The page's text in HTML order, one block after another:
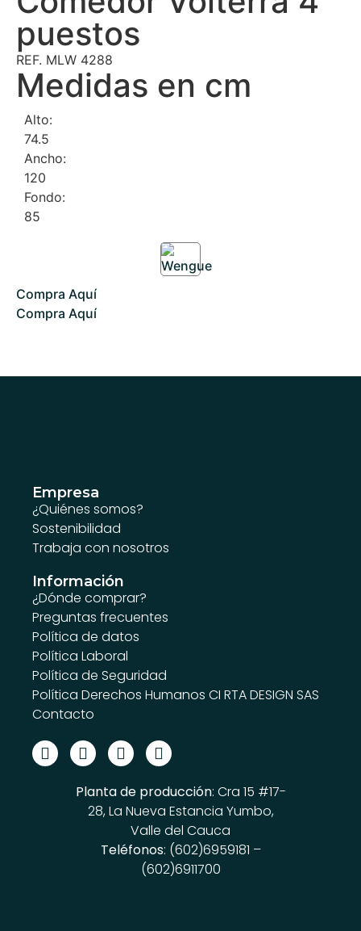
puestos
REF. MLW 4288
Medidas en cm
Alto:
74.5
Ancho:
120
Fondo:
85
Compra Aquí
Compra Aquí
Empresa
¿Quiénes somos?
Sostenibilidad
Trabaja con nosotros
Información
¿Dónde comprar?
Preguntas frecuentes
Política de datos
Política Laboral
Política de Seguridad
Política Derechos Humanos CI RTA DESIGN SAS
Contacto
Planta de producción: Cra 15 #17-
28, La Nueva Estancia Yumbo,
Valle del Cauca
Teléfonos: (602)6959181 –
(602)6911700